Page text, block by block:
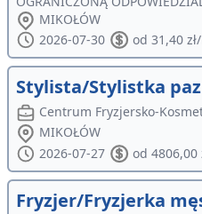
MIKOŁÓW
2026-07-30
od 31,40
Stylista/Stylistka
Centrum Fryzjersko-
MIKOŁÓW
2026-07-27
od 4806,00
Fryzjer/Fryzjerka